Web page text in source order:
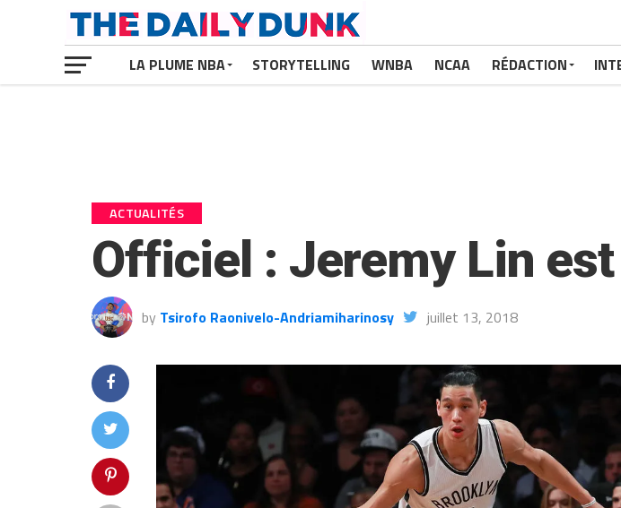
LA PLUME NBA STORYTELLING WNBA NCAA RÉDACTION
ACTUALITÉS
Officiel : Jeremy Lin
by Tsirofo Raonivelo-Andriamiharinosy juillet 13, 2018